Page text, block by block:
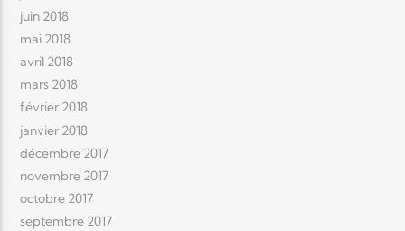
juin 2018
mai 2018
avril 2018
mars 2018
février 2018
janvier 2018
décembre 2017
novembre 2017
octobre 2017
septembre 2017